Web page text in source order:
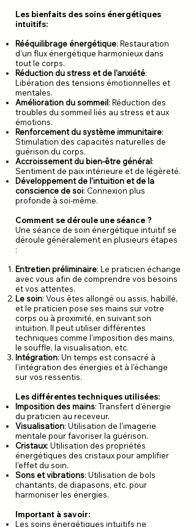
Les bienfaits des soins énergétiques
intuitifs:
Rééquilibrage énergétique: Restauration
d'un flux énergétique harmonieux dans
tout le corps.
Réduction du stress et de l'anxiété:
Libération des tensions émotionnelles et
mentales.
Amélioration du sommeil: Réduction des
troubles du sommeil liés au stress et aux
émotions.
Renforcement du système immunitaire:
Stimulation des capacités naturelles de
guérison du corps.
Accroissement du bien-être général:
Sentiment de paix intérieure et de légèreté.
Développement de l'intuition et de la
conscience de soi: Connexion plus
profonde à soi-même.
Comment se déroule une séance ?
Une séance de soin énergétique intuitif se
déroule généralement en plusieurs étapes
:
Entretien préliminaire: Le praticien échange
avec vous afin de comprendre vos besoins
et vos attentes.
Le soin: Vous êtes allongé ou assis, habillé,
et le praticien pose ses mains sur votre
corps ou à proximité, en suivant son
intuition. Il peut utiliser différentes
techniques comme l'imposition des mains,
le souffle, la visualisation, etc.
Intégration: Un temps est consacré à
l'intégration des énergies et à l'échange
sur vos ressentis.
Les différentes techniques utilisées:
Imposition des mains: Transfert d'énergie
du praticien au receveur.
Visualisation: Utilisation de l'imagerie
mentale pour favoriser la guérison.
Cristaux: Utilisation des propriétés
énergétiques des cristaux pour amplifier
l'effet du soin.
Sons et vibrations: Utilisation de bols
chantants, de diapasons, etc. pour
harmoniser les énergies.
Important à savoir:
Les soins énergétiques intuitifs ne